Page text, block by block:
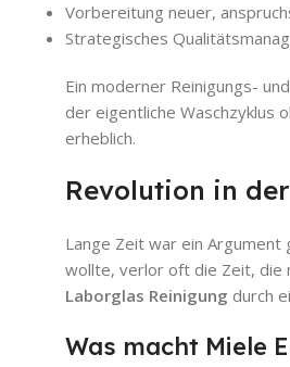
Vorbereitung neuer,
Strategisches
Ein moderner Reinigungs-
der eigentliche Waschzyklus
erheblich.
Revolution in
Lange Zeit war ein
wollte, verlor oft die Zeit, die
Laborglas Reinigung durch
Was macht Miele